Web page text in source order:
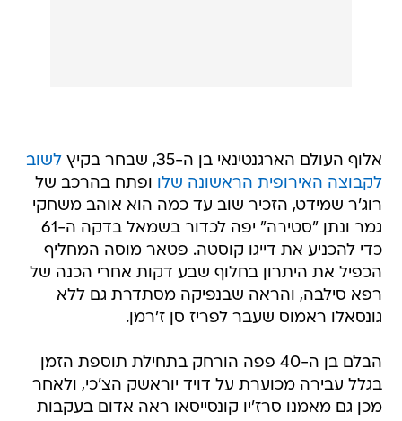
אלוף העולם הארגנטינאי בן ה-35, שבחר בקיץ
לשוב
לקבוצה האירופית הראשונה שלו ופתח בהרכב של
רוג'ר שמידט, הזכיר שוב עד כמה הוא אוהב משחקי
גמר ונתן "סטירה" יפה לכדור בשמאל בדקה ה-61
כדי להכניע את דייגו קוסטה. פטאר מוסה המחליף
הכפיל את היתרון בחלוף שבע דקות אחרי הכנה של
רפא סילבה, והראה שבנפיקה מסתדרת גם ללא
גונסאלו ראמוס שעבר לפריז סן ז'רמן.
הבלם בן ה-40 פפה הורחק בתחילת תוספת הזמן
בגלל עבירה מכוערת על דויד יוראשק הצ'כי, ולאחר
מכן גם מאמנו סרז'יו קונסייסאו ראה אדום בעקבות